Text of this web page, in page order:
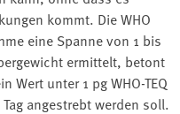
kommt. Die WHO
eine Spanne von 1 bis
ermittelt, betont
Wert unter 1 pg WHO-TEQ
angestrebt werden soll.